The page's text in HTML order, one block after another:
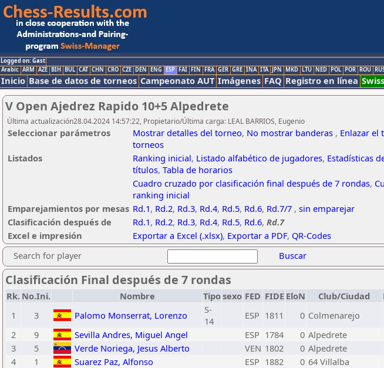
Logged on: Gast
Arabic ARM AZE BIH BUL CAT CHN CRO CZE DEN ENG ESP FAI FIN FRA GER GRE INA ITA JPN MKD LTU NED POL POR ROU
Inicio Base de datos de torneos Campeonato AUT Imágenes FAQ Registro en línea
V Open Ajedrez Rapido 10+5 Alpedrete
Última actualización28.04.2024 14:57:22, Propietario/Última carga: LEAL BARRIOS, Eugenio
Seleccionar parámetros Mostrar detalles del torneo, No mostrar banderas , Enlazar el
torneos
Listados
Ranking inicial, Listado alfabético de jugadores, Estadísticas
títulos, Tabla de horarios
Cuadro cruzado por clasificación final después de 7 rondas,
ranking inicial
Emparejamientos por mesas Rd.1, Rd.2, Rd.3, Rd.4, Rd.5, Rd.6, Rd.7/7 , sin emparejar
Clasificación después de
Rd.1, Rd.2, Rd.3, Rd.4, Rd.5, Rd.6, Rd.7
Excel e impresión
Exportar a Excel (.xlsx), Exportar a PDF, QR-Codes
Search for player
Buscar
Clasificación Final después de 7 rondas
Rk. No.Ini. Nombre Tiposexo FED FIDE EloN Club/Ciudad
1
3 Palomo Monserrat, Lorenzo
S-
14
ESP 1811 0 Colmenarejo
2
9 Sevilla Andres, Miguel Angel ESP 1784 0 Alpedrete
3
5 Verde Noriega, Jesus Alberto VEN 1802 0 Alpedrete
4
1 Suarez Paz, Alfonso ESP 1882 0 64 Villalba